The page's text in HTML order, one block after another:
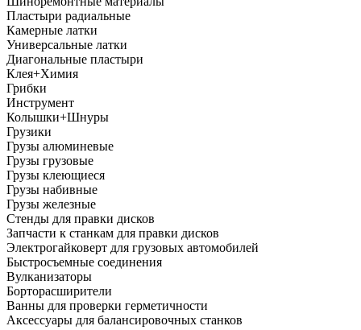
Пластыри радиальные
Камерные латки
Универсальные латки
Диагональные пластыри
Клея+Химия
Грибки
Инструмент
Колышки+Шнуры
Грузики
Грузы алюминевые
Грузы грузовые
Грузы клеющиеся
Грузы набивные
Грузы железные
Стенды для правки дисков
Запчасти к станкам для правки дисков
Электрогайковерт для грузовых автомобилей
Быстросъемные соединения
Вулканизаторы
Борторасширители
Ванны для проверки герметичности
Аксессуары для балансировочных станков